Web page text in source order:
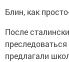
Блин, как
После
преследоваться
предлагали